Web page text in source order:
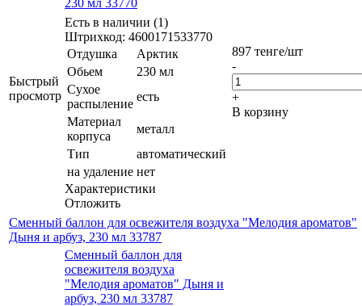
Быстрый
просмотр
Есть в наличии (1)
Штрихкод: 4600171533770
Отдушка
Арктик
Обьем
230 мл
Сухое
распыление
есть
Материал
корпуса
металл
Тип
автоматический
на удаление нет
Характеристики
Отложить
897 тенге/шт
-
+
В корзину
Сменный баллон для освежителя воздуха "Мелодия ароматов"
Дыня и арбуз, 230 мл 33787
Сменный баллон для
освежителя воздуха
"Мелодия ароматов" Дыня и
арбуз, 230 мл 33787